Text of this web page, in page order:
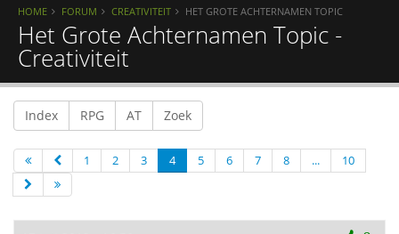
HOME FORUM CREATIVITEIT HET GROTE ACHTERNAMEN TOPIC
Het Grote Achternamen Topic -
Creativiteit
Index RPG AT Zoek
1 2 3 4 5 6 7 8 ... 10